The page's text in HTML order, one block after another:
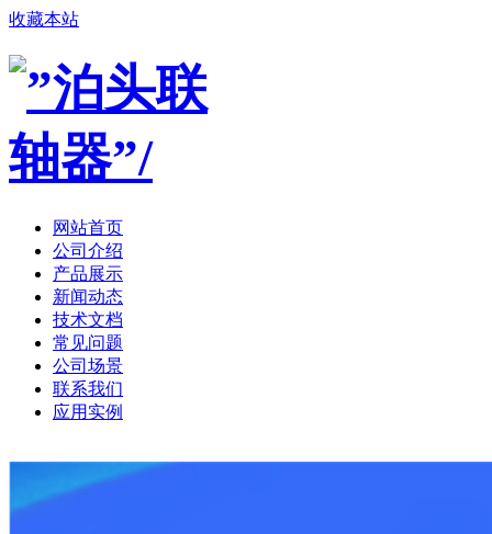
收藏本站
网站首页
公司介绍
产品展示
新闻动态
技术文档
常见问题
公司场景
联系我们
应用实例